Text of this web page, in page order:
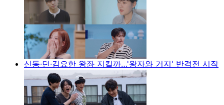
신동·던·김요한 왕좌 지킬까…'왕자와 거지' 반격전 시작